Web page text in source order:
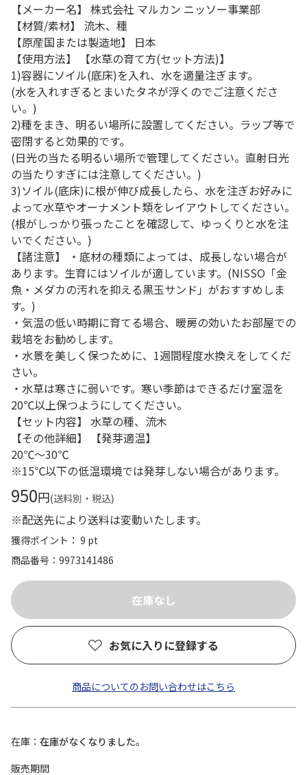
【メーカー名】 株式会社 マルカン ニッソー事業部
【材質/素材】 流木、種
【原産国または製造地】 日本
【使用方法】 【水草の育て方(セット方法)】
1)容器にソイル(底床)を入れ、水を適量注ぎます。
(水を入れすぎるとまいたタネが浮くのでご注意くださ
い。)
2)種をまき、明るい場所に設置してください。ラップ等で
密閉すると効果的です。
(日光の当たる明るい場所で管理してください。直射日光
の当たりすぎには注意してください。)
3)ソイル(底床)に根が伸び成長したら、水を注ぎお好みに
よって水草やオーナメント類をレイアウトしてください。
(根がしっかり張ったことを確認して、ゆっくりと水を注
いでください。)
【諸注意】 ・底材の種類によっては、成長しない場合が
あります。生育にはソイルが適しています。(NISSO「金
魚・メダカの汚れを抑える黒玉サンド」がおすすめしま
す。)
・気温の低い時期に育てる場合、暖房の効いたお部屋での
栽培をお勧めします。
・水景を美しく保つために、1週間程度水換えをしてくだ
さい。
・水草は寒さに弱いです。寒い季節はできるだけ室温を
20℃以上保つようにしてください。
【セット内容】 水草の種、流木
【その他詳細】 【発芽適温】
20℃～30℃
※15℃以下の低温環境では発芽しない場合があります。
950円(送料別・税込)
※配送先により送料は変動いたします。
獲得ポイント： 9 pt
商品番号
9973141486
お気に入りに登録する
商品についてのお問い合わせはこちら
在庫
在庫がなくなりました。
販売期間